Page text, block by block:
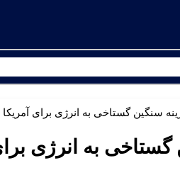
سنگین گستاخی به انرژی برای آمریکا
گستاخی به انرژی